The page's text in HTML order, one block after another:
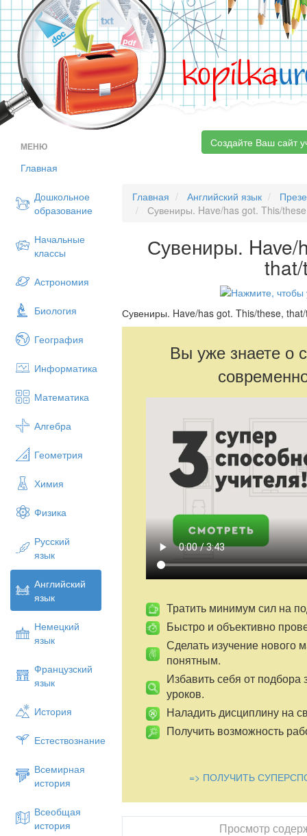
kopilka
МЕНЮ
Главная
Дошкольное
образование
Начальные
классы
Астрономия
Биология
География
Информатика
Математика
Алгебра
Геометрия
Химия
Физика
Русский
язык
Английский
язык
Немецкий
язык
Французский
язык
История
Естествознание
Всемирная
история
Всеобщая
история
Создайте Ваш сайт
Главная Английский язык
Сувениры. Have/has got. This/
Сувениры. Have/
Сувениры. Have/has got. This/these,
Вы уже знаете о
Тратить минимум сил на
Быстро и объективно
Сделать изучение нового
понятным.
Избавить себя от подбора
уроков.
Наладить дисциплину на
Получить возможность
=> ПОЛУЧИТЬ
Просмотр